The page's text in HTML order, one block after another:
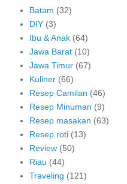
Batam (32)
DIY (3)
Ibu & Anak (64)
Jawa Barat (10)
Jawa Timur (67)
Kuliner (66)
Resep Camilan (46)
Resep Minuman (9)
Resep masakan (63)
Resep roti (13)
Review (50)
Riau (44)
Traveling (121)